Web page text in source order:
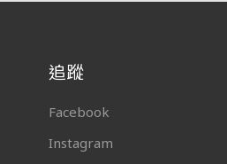
追蹤
Facebook
Instagram